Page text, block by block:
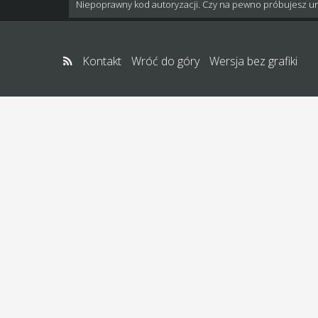
Niepoprawny kod autoryzacji. Czy na pewno próbujesz
Kontakt Wróć do góry Wersja bez grafiki